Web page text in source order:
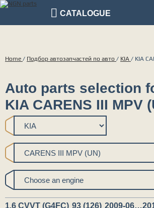
CATALOGUE
Home / Подбор автозапчастей по авто / KIA / KIA
Auto parts selection
KIA CARENS III MPV
1.6 CVVT (G4FC) 93 (126) 2009-